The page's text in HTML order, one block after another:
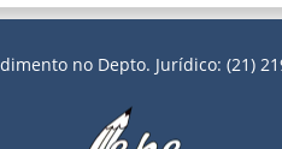
no Depto. Jurídico: (21)